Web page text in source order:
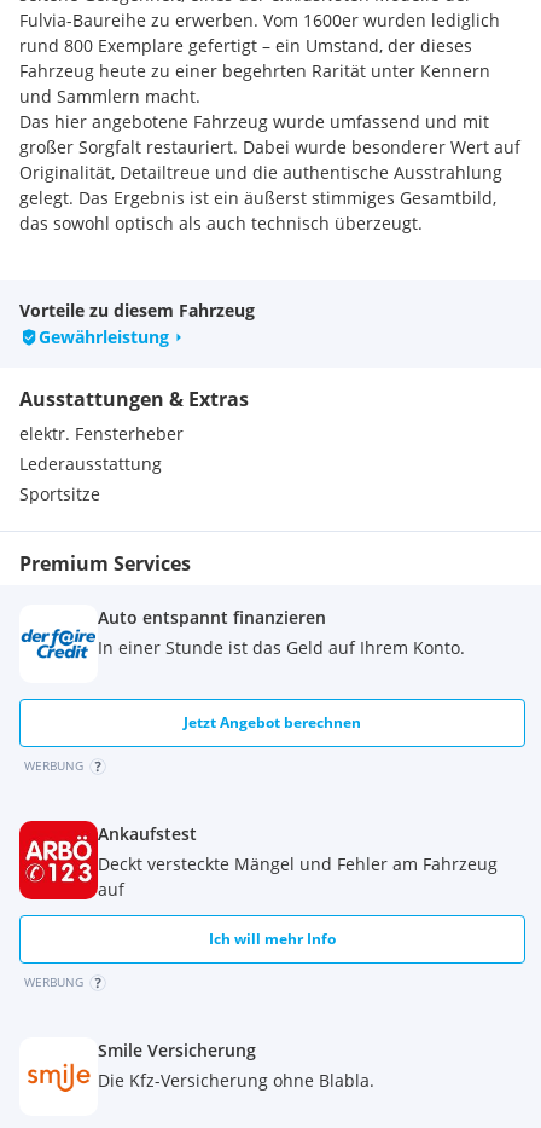
Fulvia-Baureihe zu erwerben. Vom 1600er wurden lediglich
rund 800 Exemplare gefertigt – ein Umstand, der dieses
Fahrzeug heute zu einer begehrten Rarität unter Kennern
und Sammlern macht.
Das hier angebotene Fahrzeug wurde umfassend und mit
großer Sorgfalt restauriert. Dabei wurde besonderer Wert auf
Originalität, Detailtreue und die authentische Ausstrahlung
gelegt. Das Ergebnis ist ein äußerst stimmiges Gesamtbild,
das sowohl optisch als auch technisch überzeugt.
italienischer Klassiker, das durch Design, Seltenheit und
Fahrkultur gleichermaßen fasziniert.
Nur ca. 800 Exemplare produziert
Zagato-Leichtbaukarosserie aus Aluminium
Vollständig und hochwertig restauriert
Herkunft aus gepflegter Sammlung
Seltener 1.6L V4-Motor
Ikonisches, avantgardistisches Design
Sammlerfahrzeug mit hoher Exklusivität
Sehr stimmiger Gesamtzustand
Besichtigungen sind nach Terminvereinbarung gerne
selten am Markt – eine Gelegenheit für Kenner.
Kommissionsverkauf in Kundenauftrag, daher keine
Gewährleistung
Vorteile zu diesem Fahrzeug
Gewährleistung
Ausstattungen & Extras
elektr. Fensterheber
Lederausstattung
Sportsitze
Premium Services
Auto entspannt finanzieren
In einer Stunde ist das Geld auf Ihrem Konto.
Jetzt Angebot berechnen
WERBUNG
Ankaufstest
Deckt versteckte Mängel und Fehler am Fahrzeug
auf
Ich will mehr Info
WERBUNG
Smile Versicherung
Die Kfz-Versicherung ohne Blabla.